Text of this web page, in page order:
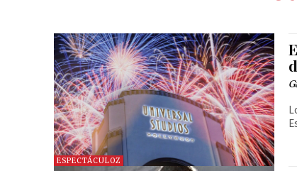
ESPECTÁCULOZ